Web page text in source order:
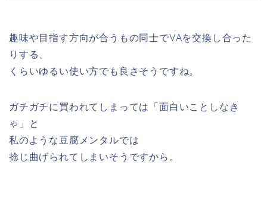
趣味や目指す方向が合うもの同士でVAを交換し合った
りする、
くらいゆるい使い方でも良さそうですね。
ガチガチに買われてしまっては「面白いことしなき
ゃ」と
私のような豆腐メンタルでは
捻じ曲げられてしまいそうですから。